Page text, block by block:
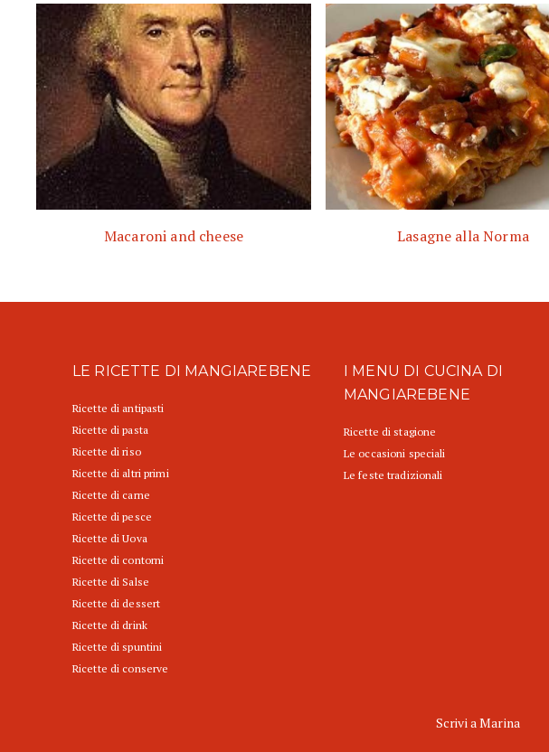
Macaroni and cheese Lasagne alla Norma
LE RICETTE DI MANGIAREBENE
Ricette di antipasti
Ricette di pasta
Ricette di riso
Ricette di altri primi
Ricette di carne
Ricette di pesce
Ricette di Uova
Ricette di contorni
Ricette di Salse
Ricette di dessert
Ricette di drink
Ricette di spuntini
Ricette di conserve
I MENU DI CUCINA DI
MANGIAREBENE
Ricette di stagione
Le occasioni speciali
Le feste tradizionali
Scrivi a Marina